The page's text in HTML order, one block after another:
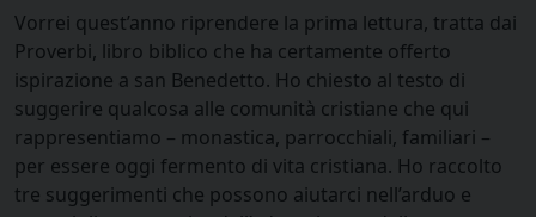
Vorrei quest’anno riprendere la prima lettura, tratta dai
Proverbi, libro biblico che ha certamente offerto
ispirazione a san Benedetto. Ho chiesto al testo di
suggerire qualcosa alle comunità cristiane che qui
rappresentiamo – monastica, parrocchiali, familiari –
per essere oggi fermento di vita cristiana. Ho raccolto
tre suggerimenti che possono aiutarci nell’arduo e